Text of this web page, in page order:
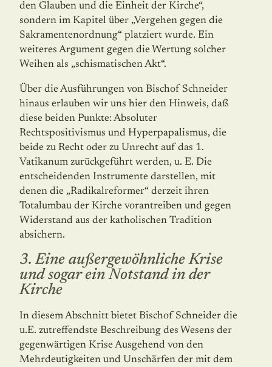
den Glauben und die Einheit der Kirche“,
sondern im Kapitel über „Vergehen gegen die
Sakramentenordnung“ platziert wurde. Ein
weiteres Argument gegen die Wertung solcher
Weihen als „schismatischen Akt“.
Über die Ausführungen von Bischof Schneider
hinaus erlauben wir uns hier den Hin­weis, daß
diese beiden Punkte: Absoluter
Rechtspositivismus und Hyperpapalismus, die
beide zu Recht oder zu Unrecht auf das 1.
Vatikanum zurückgeführt werden, u. E. Die
entscheidenden Instrumente darstellen, mit
denen die „Radikalreformer“ derzeit ihren
Totalumbau der Kirche vorantreiben und gegen
Widerstand aus der katholischen Tradition
absichern.
3. Eine außergewöhnliche Krise
und sogar ein Notstand in der
Kirche
In diesem Abschnitt bietet Bischof Schneider die
u.E. zutreffendste Beschreibung des Wesens der
gegenwärtigen Krise Ausgehend von den
Mehrdeutigkeiten und Unschärfen der mit dem